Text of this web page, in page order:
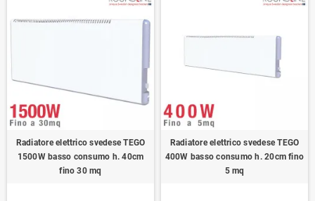
Radiatore elettrico svedese TEGO
1500W basso consumo h. 40cm
fino 30 mq
Radiatore elettrico svedese TEGO
400W basso consumo h. 20cm fino
5 mq